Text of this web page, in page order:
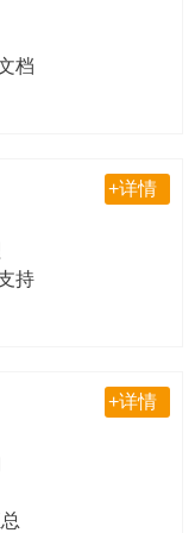
档
+详情
持
+详情